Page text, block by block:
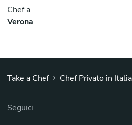
Chef a
Verona
Take a Chef › Chef Privato in Italia
Seguici